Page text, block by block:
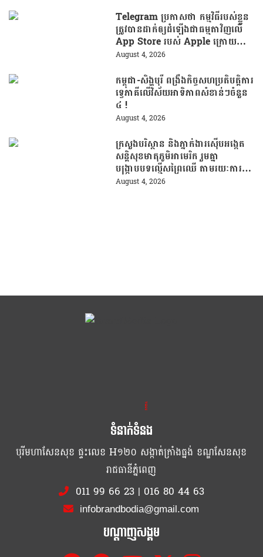
Telegram ប្រកាសថា កម្មវិធីរបស់ខ្លួន
ត្រូវបានដាក់ឲ្យដំឡើងជាធម្មតាវិញលើ
App Store របស់ Apple ក្រោយបាត់
ខ្លួនដោយគ្មានការបញ្ជាក់ពីមូលហេតុ
August 4, 2026
កម្ពុជា-សិង្ហបុរី ពង្រឹងកិច្ចសហប្រតិបត្តិការ
ទ្វេភាគីលើវិស័យអាទិភាពសំខាន់ៗចំនួន
៤ !
August 4, 2026
ក្រសួងបរិស្ថាន និងភ្នាក់ងារស៊ើបអង្កេត
សន្តិសុខមាតុភូមិអាមេរិក រួមគ្នា
បង្រ្កាបបទល្មើសព្រៃឈើ តាមរយៈការប្រើ
ប្រាស់បច្ចេកវិទ្យា
August 4, 2026
ខ្លឹម ខ្លី រហ័ស
ទំនាក់ទំនង
បុរីមហាសែនសុខ ផ្ទះលេខ H១២០ សង្កាត់ក្រាំងធ្នង់ ខណ្ឌសែនសុខ
រាជធានីភ្នំពេញ
011 99 66 23| 016 80 44 63
infobrandbodia@gmail.com
បណ្ដាញសង្គម